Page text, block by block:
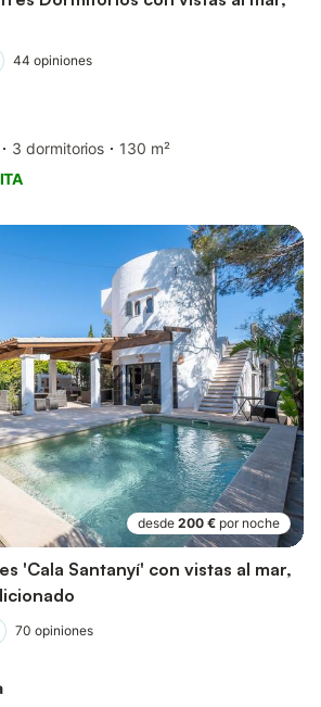
44 opiniones
3 dormitorios
130 m²
desde 200 € por noche
'Cala Santanyí' con vistas al mar,
70 opiniones